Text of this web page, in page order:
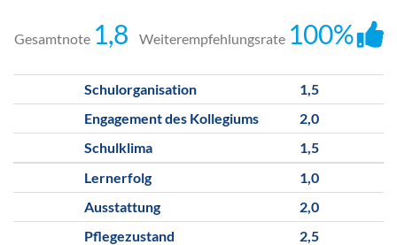
Gesamtnote 1,8 Weiterempfehlungsrate 100%
Schulorganisation
1,5
Engagement des Kollegiums
2,0
Schulklima
1,5
Lernerfolg
1,0
Ausstattung
2,0
Pflegezustand
2,5